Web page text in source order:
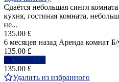
Сдаётся небольшая сингл
кухня, гостиная комната,
не...
135.00 £
6 месяцев назад Аренда комнат Б/
135.00 £
Написать
135.00 £
Удалить из избранного